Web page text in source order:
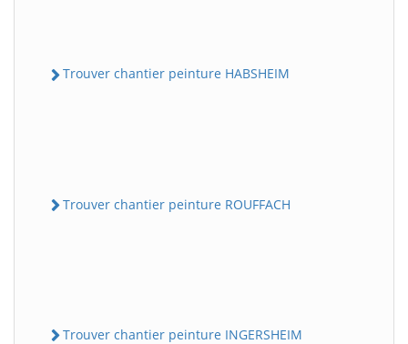
Trouver chantier peinture HABSHEIM
Trouver chantier peinture ROUFFACH
Trouver chantier peinture INGERSHEIM